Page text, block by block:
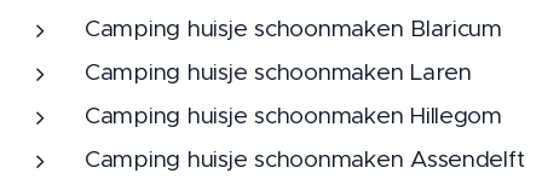
Camping huisje schoonmaken Blaricum
Camping huisje schoonmaken Laren
Camping huisje schoonmaken Hillegom
Camping huisje schoonmaken Assendelft